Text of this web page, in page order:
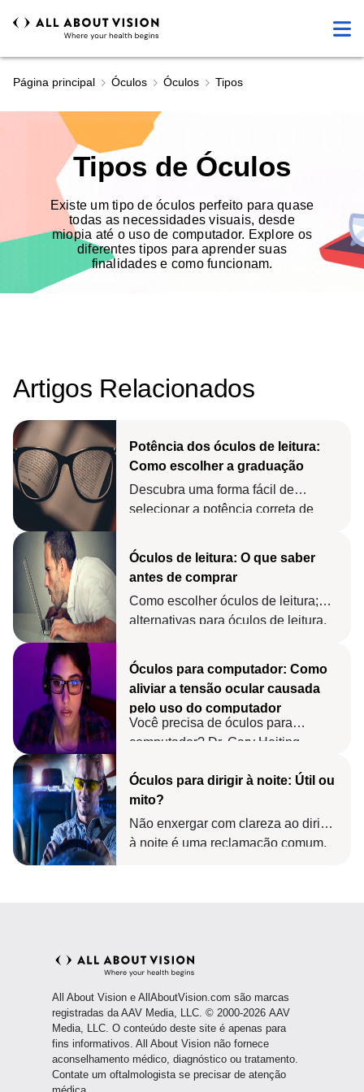
Página principal Óculos Óculos Tipos
Tipos de Óculos
Existe um tipo de óculos perfeito para quase
todas as necessidades visuais, desde
miopia até o uso de computador. Explore os
diferentes tipos para aprender suas
finalidades e como funcionam.
Artigos Relacionados
Potência dos óculos de leitura:
Como escolher a graduação
Descubra uma forma fácil de
selecionar a potência correta de
graduação de óculos de leitura para
sua idade com esse gráfico
Óculos de leitura: O que saber
antes de comprar
Como escolher óculos de leitura;
alternativas para óculos de leitura.
realizar um exame oftalmológico
antes de comprar óculos de leitura.
Óculos para computador: Como
aliviar a tensão ocular causada
pelo uso do computador
Você precisa de óculos para
computador? Dr. Gary Heiting
computador podem reduzir a tensão
ocular e proporcionar mais conforto
e produtividade enquanto você
trabalha no seu computador.
Óculos para dirigir à noite: Útil ou
mito?
Não enxergar com clareza ao dirigir
à noite é uma reclamação comum.
All About Vision e AllAboutVision.com são marcas
registradas da AAV Media, LLC. © 2000-2026 AAV
Media, LLC. O conteúdo deste site é apenas para
fins informativos. All About Vision não fornece
aconselhamento médico, diagnóstico ou tratamento.
Contate um oftalmologista se precisar de atenção